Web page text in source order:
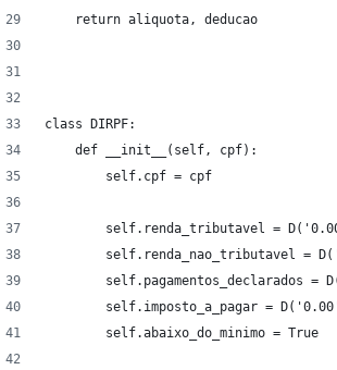
    return aliquota, deducao
class DIRPF:
    def __init__(self, cpf):
        self.cpf = cpf
self.renda_tributavel =
self.renda_nao_tributavel =
self.pagamentos_declarados =
self.imposto_a_pagar =
        self.abaixo_do_minimo = True